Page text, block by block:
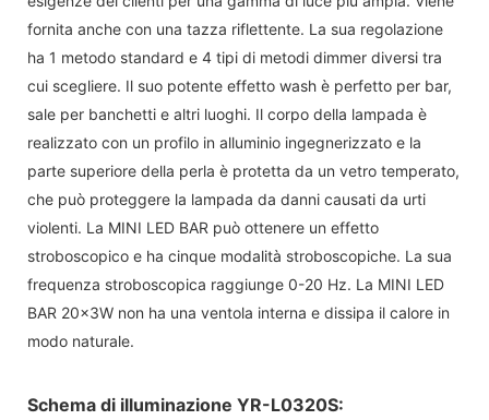
fornita anche con una tazza riflettente. La sua regolazione
ha 1 metodo standard e 4 tipi di metodi dimmer diversi tra
cui scegliere. Il suo potente effetto wash è perfetto per bar,
sale per banchetti e altri luoghi. Il corpo della lampada è
realizzato con un profilo in alluminio ingegnerizzato e la
parte superiore della perla è protetta da un vetro temperato,
che può proteggere la lampada da danni causati da urti
violenti. La MINI LED BAR può ottenere un effetto
stroboscopico e ha cinque modalità stroboscopiche. La sua
frequenza stroboscopica raggiunge 0-20 Hz. La MINI LED
BAR 20x3W non ha una ventola interna e dissipa il calore in
modo naturale.
Schema di illuminazione YR-L0320S: